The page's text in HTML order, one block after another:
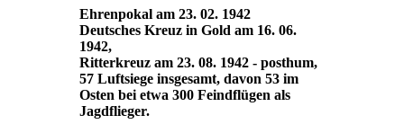
Ehrenpokal am 23. 02. 1942
Deutsches Kreuz in Gold am 16. 06.
1942,
Ritterkreuz am 23. 08. 1942 - posthum,
57 Luftsiege insgesamt, davon 53 im
Osten bei etwa 300 Feindflügen als
Jagdflieger.